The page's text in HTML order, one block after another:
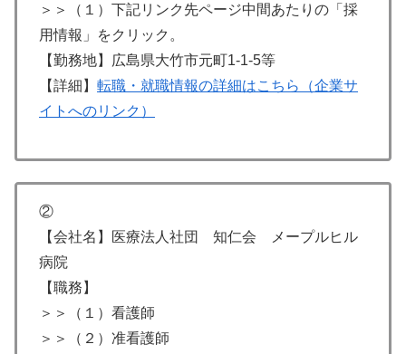
＞＞（１）下記リンク先ページ中間あたりの「採
用情報」をクリック。
【勤務地】広島県大竹市元町1-1-5等
【詳細】 転職・就職情報の詳細はこちら（企業サ
イトへのリンク）
②
【会社名】医療法人社団 知仁会 メープルヒル
病院
【職務】
＞＞（１）看護師
＞＞（２）准看護師